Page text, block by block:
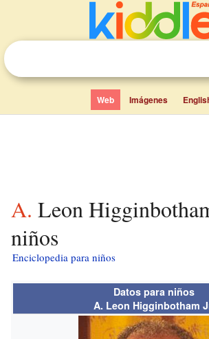
Web Imágenes
A. Leon Higginbotham Jr. para
niños
Enciclopedia para niños
Datos para niños
A. Leon Higginbotham